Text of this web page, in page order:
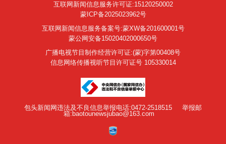
互联网新闻信息服务许可证:15120250002
蒙ICP备2025023962号
互联网新闻信息服务备案号:蒙XW备201600001号
蒙公网安备15020402000650号
广播电视节目制作经营许可证:(蒙)字第00408号
信息网络传播视听节目许可证号 105330014
包头新闻网违法及不良信息举报电话:0472-2518515
举报邮
箱:baotounewsjubao@163.com